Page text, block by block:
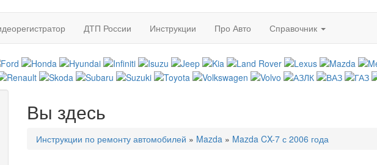
ДТП России Инструкции Про Авто Справочник
Вы здесь
Инструкции по ремонту автомобилей » Mazda » Mazda CX-7 с 2006 года